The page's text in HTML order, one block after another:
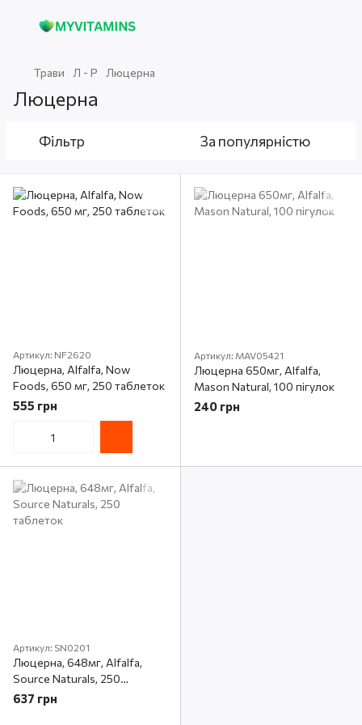
Трави Л - Р Люцерна
Люцерна
Фільтр За популярністю
Артикул: NF2620
Люцерна, Alfalfa, Now
Foods, 650 мг, 250 таблеток
555 грн
Артикул: MAV05421
Люцерна 650мг, Alfalfa,
Mason Natural, 100 пігулок
240 грн
Артикул: SN0201
Люцерна, 648мг, Alfalfa,
Source Naturals, 250
таблеток
637 грн